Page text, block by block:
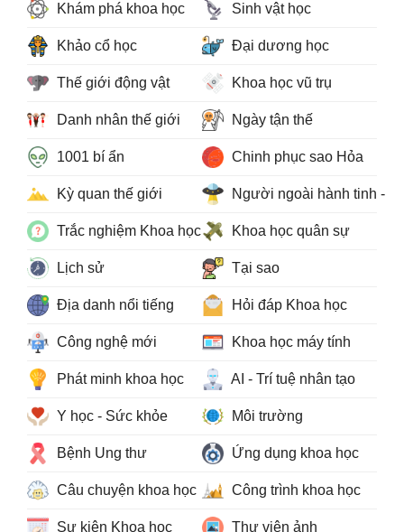
Khám phá khoa học Sinh vật học
Khảo cổ học Đại dương học
Thế giới động vật Khoa học vũ trụ
Danh nhân thế giới Ngày tận thế
1001 bí ẩn Chinh phục sao Hỏa
Kỳ quan thế giới Người ngoài hành tinh -
Trắc nghiệm Khoa học Khoa học quân sự
Lịch sử Tại sao
Địa danh nổi tiếng Hỏi đáp Khoa học
Công nghệ mới Khoa học máy tính
Phát minh khoa học AI - Trí tuệ nhân tạo
Y học - Sức khỏe Môi trường
Bệnh Ung thư Ứng dụng khoa học
Câu chuyện khoa học Công trình khoa học
Sự kiện Khoa học Thư viện ảnh